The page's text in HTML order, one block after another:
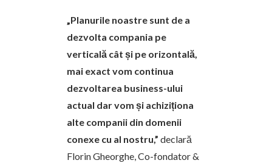
„Planurile noastre sunt de a
dezvolta compania pe
verticală cât și pe orizontală,
mai exact vom continua
dezvoltarea business-ului
actual dar vom și achiziționa
alte companii din domenii
conexe cu al nostru,” declară
Florin Gheorghe, Co-fondator &